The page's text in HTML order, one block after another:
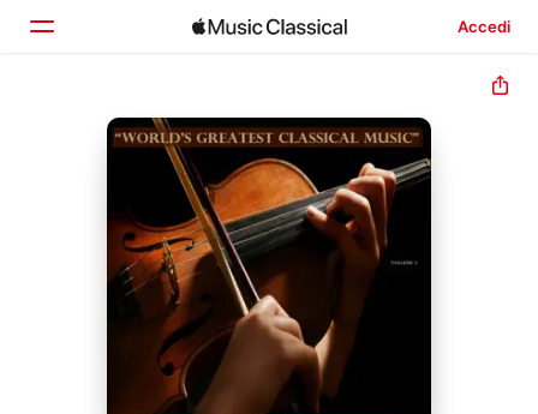
Accedi
Home
Cerca